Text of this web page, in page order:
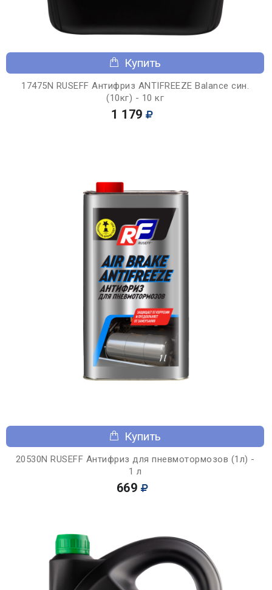
Купить
17475N RUSEFF Антифриз ANTIFREEZE Balance син.
(10кг) - 10 кг
1 179
Купить
20530N RUSEFF Антифриз для пневмотормозов (1л) -
1 л
669